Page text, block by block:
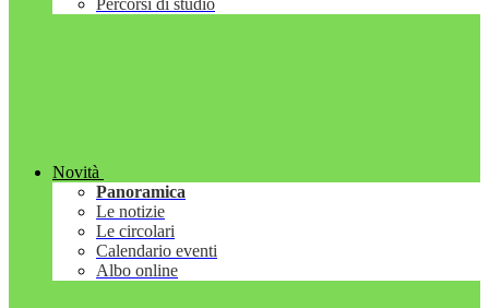
Percorsi di studio
Novità
Panoramica
Le notizie
Le circolari
Calendario eventi
Albo online